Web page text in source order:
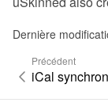
Dernière
Précédent
iCal